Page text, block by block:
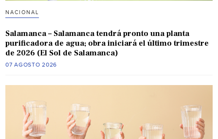
NACIONAL
Salamanca – Salamanca tendrá pronto una planta
purificadora de agua; obra iniciará el último trimestre
de 2026 (El Sol de Salamanca)
07 AGOSTO 2026